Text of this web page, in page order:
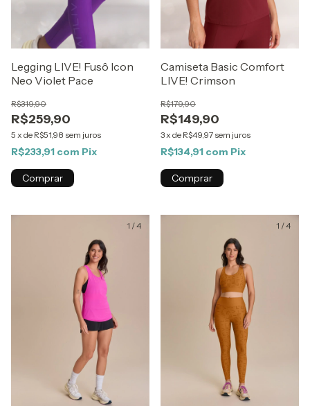
Legging LIVE! Fusô Icon
Neo Violet Pace
R$259,90
R$319,90
5 x de R$51,98 sem juros
R$233,91 com Pix
Comprar
Camiseta Basic Comfort
LIVE! Crimson
R$149,90
R$179,90
3x de R$49,97 sem juros
R$134,91 com Pix
Comprar
1 /4 1 /4